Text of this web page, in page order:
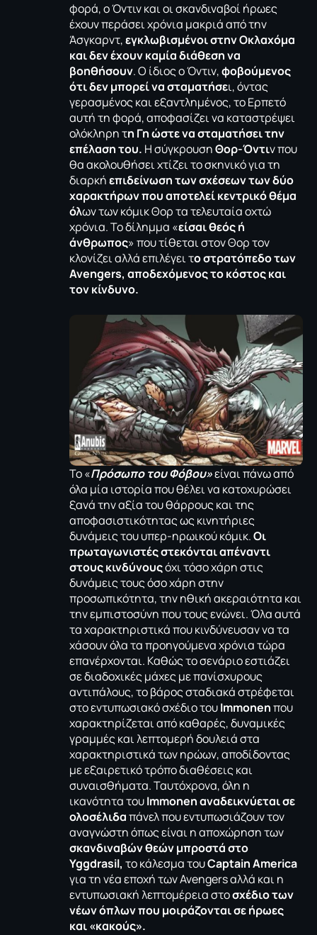
φορά, ο Όντιν και οι σκανδιναβοί ήρωες
έχουν περάσει χρόνια μακριά από την
Άσγκαρντ,εγκλωβισμένοι στην Οκλαχόμα
και δεν έχουν καμία διάθεση να
βοηθήσουν. Ο ίδιος ο Όντιν,φοβούμενος
ότι δεν μπορεί να σταματήσει, όντας
γερασμένος και εξαντλημένος, το Ερπετό
αυτή τη φορά, αποφασίζει να καταστρέψει
ολόκληρη τη Γη ώστε να σταματήσει την
επέλαση του. Η σύγκρουσηΘορ-Όντιν που
θα ακολουθήσει χτίζει το σκηνικό για τη
διαρκήεπιδείνωση των σχέσεων των δύο
χαρακτήρων που αποτελεί κεντρικό θέμα
όλων των κόμικ Θορ τα τελευταία οχτώ
χρόνια. Το δίλημμα «είσαι θεός ή
άνθρωπος» που τίθεται στον Θορ τον
κλονίζει αλλά επιλέγει το στρατόπεδο των
Avengers, αποδεχόμενος το κόστος και
τον κίνδυνο.
Το «Πρόσωπο του Φόβου»είναι πάνω από
όλα μία ιστορία που θέλει να κατοχυρώσει
ξανά την αξία του θάρρους και της
αποφασιστικότητας ως κινητήριες
δυνάμεις του υπερ-ηρωικού κόμικ.Οι
πρωταγωνιστές στεκόνται απέναντι
στους κινδύνουςόχι τόσο χάρη στις
δυνάμεις τους όσο χάρη στην
προσωπικότητα, την ηθική ακεραιότητα και
την εμπιστοσύνη που τους ενώνει. Όλα αυτά
τα χαρακτηριστικά που κινδύνευσαν να τα
χάσουν όλα τα προηγούμενα χρόνια τώρα
επανέρχονται. Καθώς το σενάριο εστιάζει
σε διαδοχικές μάχες με πανίσχυρους
αντιπάλους, το βάρος σταδιακά στρέφεται
στο εντυπωσιακό σχέδιο τουImmonenπου
χαρακτηρίζεται από καθαρές, δυναμικές
γραμμές και λεπτομερή δουλειά στα
χαρακτηριστικά των ηρώων, αποδίδοντας
με εξαιρετικό τρόπο διαθέσεις και
συναισθήματα. Ταυτόχρονα, όλη η
ικανότητα τουImmonen αναδεικνύεται σε
ολοσέλιδαπάνελ που εντυπωσιάζουν τον
αναγνώστη όπως είναι η αποχώρηση των
σκανδιναβών θεών μπροστά στο
Yggdrasil, το κάλεσμα τουCaptain America
για τη νέα εποχή των Avengers αλλά και η
εντυπωσιακή λεπτομέρεια στοσχέδιο των
νέων όπλων που μοιράζονται σε ήρωες
και «κακούς».